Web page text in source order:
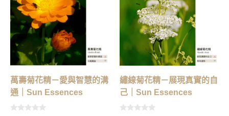
萬壽菊花精－愛與智慧的溝
通｜Sun Essences
繡線菊花精－展現真實的自
己｜Sun Essences